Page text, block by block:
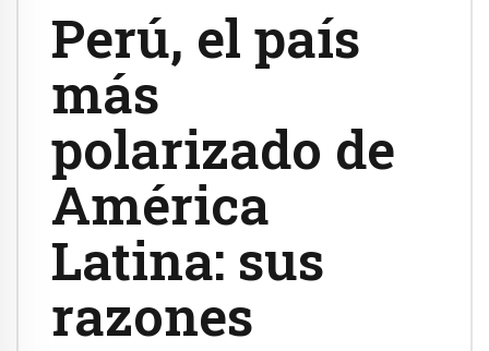
Perú, el país
más
polarizado de
América
Latina: sus
razones